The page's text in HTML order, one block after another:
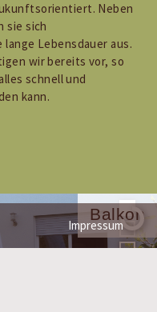
Neben
sie sich
Lebensdauer aus.
wir bereits vor, so
schnell und
kann.
Balkon
Impressum